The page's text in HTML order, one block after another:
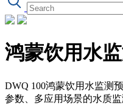
鸿蒙饮用水
DWQ 100鸿蒙饮用水监测
参数、多应用场景的水质